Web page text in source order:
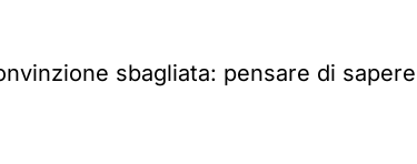
sbagliata: pensare di sapere